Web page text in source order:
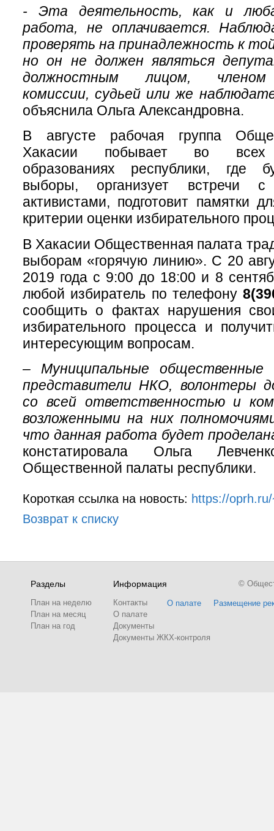
- Эта деятельность, как и
работа, не оплачивается.
проверять на принадлежность к
но он не должен являться
должностным лицом, членом
комиссии, судьей или же
объяснила Ольга Александровна.
В августе рабочая группа
Хакасии побывает во всех
образованиях республики, где
выборы, организует встречи
активистами, подготовит памятки
критерии оценки избирательного
В Хакасии Общественная палата
выборам «горячую линию». С 20
2019 года с 9:00 до 18:00 и 8
любой избиратель по телефону
сообщить о фактах нарушения
избирательного процесса и
интересующим вопросам.
– Муниципальные общественные
представители НКО, волонтеры
со всей ответственностью и
возложенными на них
что данная работа будет
констатировала Ольга
Общественной палаты республики.
Короткая ссылка на новость: https://
Возврат к списку
Разделы
План на неделю
План на месяц
План на год
Информация
Контакты
О палате
Документы
Документы ЖКХ-контроля
О палате Размещение
©